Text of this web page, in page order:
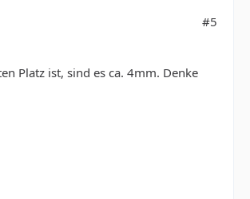
#5
Platz ist, sind es ca. 4mm. Denke